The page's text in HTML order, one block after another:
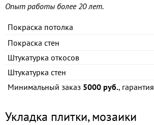
Опыт работы более 20 лет.
Покраска потолка
Покраска стен
Штукатурка откосов
Штукатурка стен
Минимальный заказ 5000 руб., гарантия
Укладка плитки, мозаики